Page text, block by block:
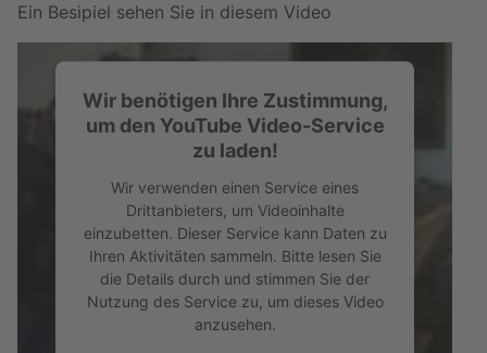
Ein Besipiel sehen Sie in diesem Video
Wir benötigen Ihre Zustimmung,
um den YouTube Video-Service
zu laden!
Wir verwenden einen Service eines
Drittanbieters, um Videoinhalte
einzubetten. Dieser Service kann Daten zu
Ihren Aktivitäten sammeln. Bitte lesen Sie
die Details durch und stimmen Sie der
Nutzung des Service zu, um dieses Video
anzusehen.